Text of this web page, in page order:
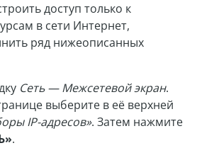
доступ только к
в сети Интернет,
ряд нижеописанных
Сеть — Межсетевой экран.
выберите в её верхней
IP-адресов». Затем нажмите
.